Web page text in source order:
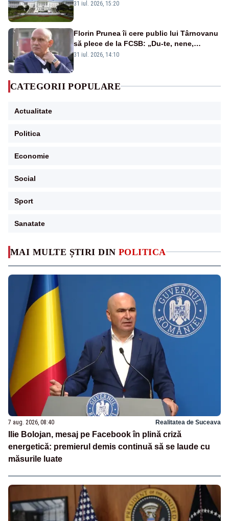
MAI MULTE ȘTIRI DIN POLITICA
7 aug. 2026, 08:40 Realitatea de Suceava
Ilie Bolojan, mesaj pe Facebook în plină criză
energetică: premierul demis continuă să se laude cu
măsurile luate
începând cu 8 august
31 iul. 2026, 15:20
Florin Prunea îi cere public lui Târnovanu
să plece de la FCSB: „Du-te, nene,
învârtindu-te!”
31 iul. 2026, 14:10
CATEGORII POPULARE
Actualitate
Politica
Economie
Social
Sport
Sanatate